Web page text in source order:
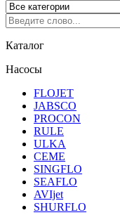
Каталог
Насосы
FLOJET
JABSCO
PROCON
RULE
ULKA
CEME
SINGFLO
SEAFLO
AVIjet
SHURFLO